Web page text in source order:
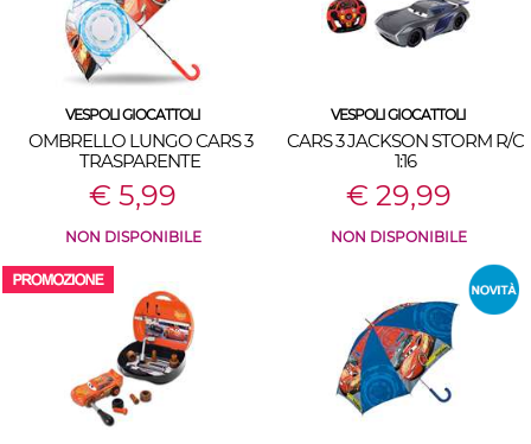
VESPOLI GIOCATTOLI
OMBRELLO LUNGO CARS 3
TRASPARENTE
€ 5,99
NON DISPONIBILE
VESPOLI GIOCATTOLI
CARS 3 JACKSON STORM R/C
1:16
€ 29,99
NON DISPONIBILE